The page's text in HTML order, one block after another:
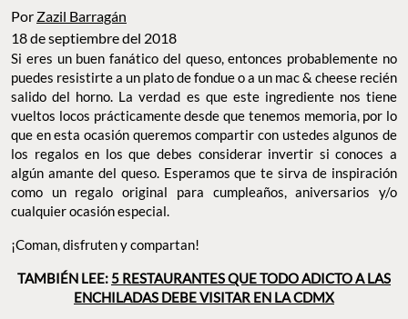
Por Zazil Barragán
18 de septiembre del 2018
Si eres un buen fanático del queso, entonces probablemente no
puedes resistirte a un plato de fondue o a un mac & cheese recién
salido del horno. La verdad es que este ingrediente nos tiene
vueltos locos prácticamente desde que tenemos memoria, por lo
que en esta ocasión queremos compartir con ustedes algunos de
los regalos en los que debes considerar invertir si conoces a
algún amante del queso. Esperamos que te sirva de inspiración
como un regalo original para cumpleaños, aniversarios y/o
cualquier ocasión especial.
¡Coman, disfruten y compartan!
TAMBIÉN LEE: 5 RESTAURANTES QUE TODO ADICTO A LAS
ENCHILADAS DEBE VISITAR EN LA CDMX